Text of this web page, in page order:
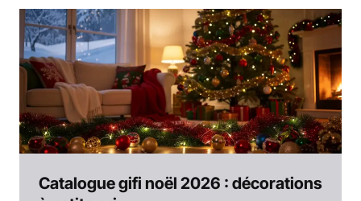
Catalogue gifi noël 2026 : décorations